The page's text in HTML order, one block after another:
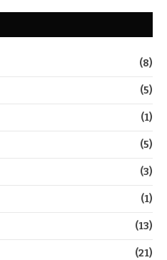
(8)
(5)
(1)
(5)
(3)
(1)
(13)
(21)